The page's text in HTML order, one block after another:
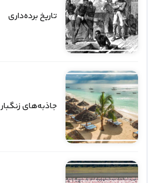
تاریخ برده‌داری
جاذبه‌های زنگبار